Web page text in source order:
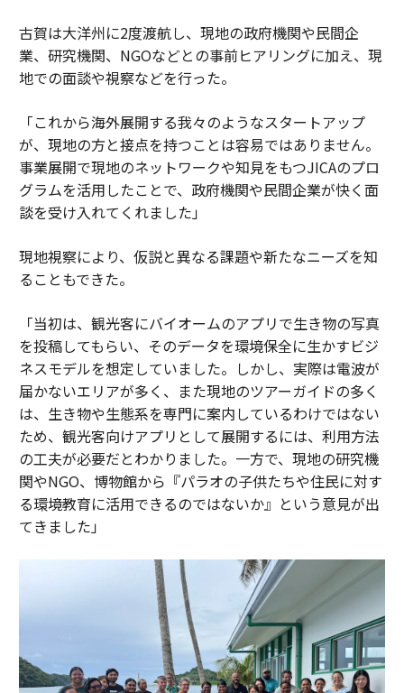
古賀は大洋州に2度渡航し、現地の政府機関や民間企
業、研究機関、NGOなどとの事前ヒアリングに加え、現
地での面談や視察などを行った。
「これから海外展開する我々のようなスタートアップ
が、現地の方と接点を持つことは容易ではありません。
事業展開で現地のネットワークや知見をもつJICAのプロ
グラムを活用したことで、政府機関や民間企業が快く面
談を受け入れてくれました」
現地視察により、仮説と異なる課題や新たなニーズを知
ることもできた。
「当初は、観光客にバイオームのアプリで生き物の写真
を投稿してもらい、そのデータを環境保全に生かすビジ
ネスモデルを想定していました。しかし、実際は電波が
届かないエリアが多く、また現地のツアーガイドの多く
は、生き物や生態系を専門に案内しているわけではない
ため、観光客向けアプリとして展開するには、利用方法
の工夫が必要だとわかりました。一方で、現地の研究機
関やNGO、博物館から『パラオの子供たちや住民に対す
る環境教育に活用できるのではないか』という意見が出
てきました」